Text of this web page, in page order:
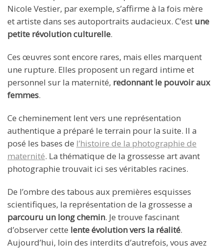
Nicole Vestier, par exemple, s’affirme à la fois mère
et artiste dans ses autoportraits audacieux. C’est une
petite révolution culturelle.
Ces œuvres sont encore rares, mais elles marquent
une rupture. Elles proposent un regard intime et
personnel sur la maternité, redonnant le pouvoir aux
femmes.
Ce cheminement lent vers une représentation
authentique a préparé le terrain pour la suite. Il a
posé les bases de l’histoire de la photographie de
maternité. La thématique de la grossesse art avant
photographie trouvait ici ses véritables racines.
De l’ombre des tabous aux premières esquisses
scientifiques, la représentation de la grossesse a
parcouru un long chemin. Je trouve fascinant
d’observer cette lente évolution vers la réalité.
Aujourd’hui, loin des interdits d’autrefois, vous avez